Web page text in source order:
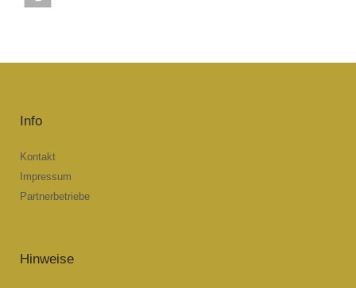
Info
Kontakt
Impressum
Partnerbetriebe
Hinweise